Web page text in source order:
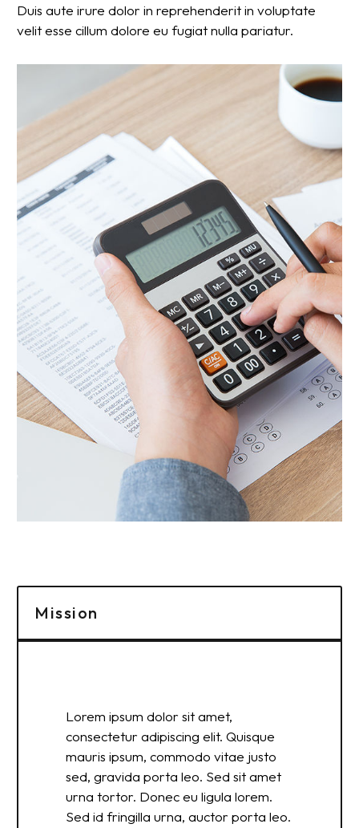
Duis aute irure dolor in reprehenderit in voluptate
velit esse cillum dolore eu fugiat nulla pariatur.
Mission
Lorem ipsum dolor sit amet,
consectetur adipiscing elit. Quisque
mauris ipsum, commodo vitae justo
sed, gravida porta leo. Sed sit amet
urna tortor. Donec eu ligula lorem.
Sed id fringilla urna, auctor porta leo.